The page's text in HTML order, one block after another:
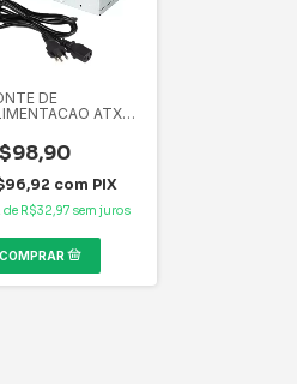
DE
ATX
(BLU350-
- BLUECASE -
com PIX
de R$32,97 sem juros